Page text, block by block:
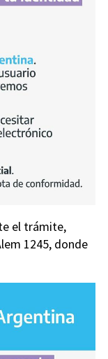
el trámite,
1245, donde